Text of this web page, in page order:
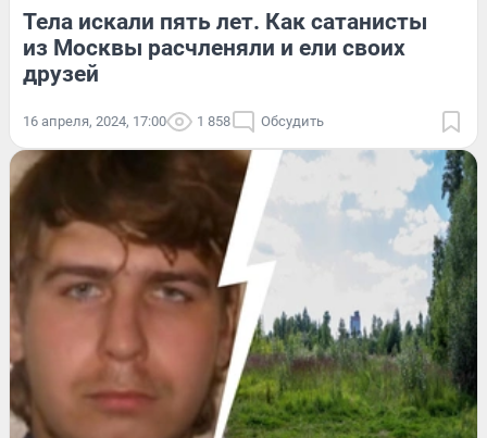
Тела искали пять лет. Как сатанисты
из Москвы расчленяли и ели своих
друзей
16 апреля, 2024, 17:00 1 858 Обсудить